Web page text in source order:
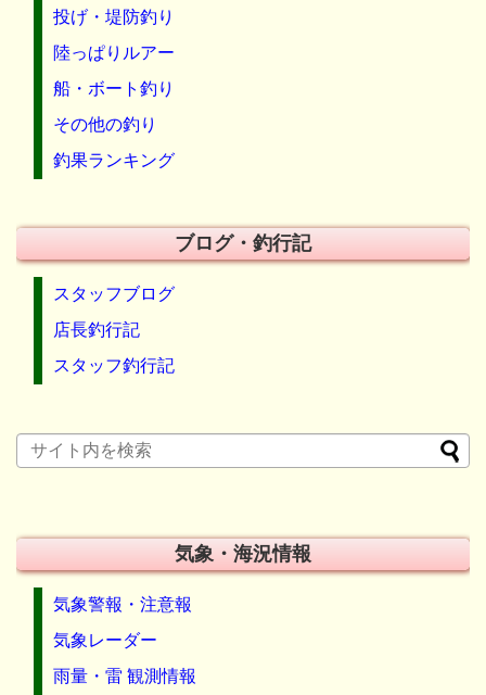
投げ・堤防釣り
陸っぱりルアー
船・ボート釣り
その他の釣り
釣果ランキング
ブログ・釣行記
スタッフブログ
店長釣行記
スタッフ釣行記
気象・海況情報
気象警報・注意報
気象レーダー
雨量・雷 観測情報